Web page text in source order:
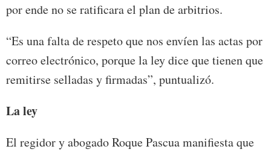
por ende no se ratificara el plan de arbitrios.
“Es una falta de respeto que nos envíen las actas por
correo electrónico, porque la ley dice que tienen que
remitirse selladas y firmadas”, puntualizó.
La ley
El regidor y abogado Roque Pascua manifiesta que